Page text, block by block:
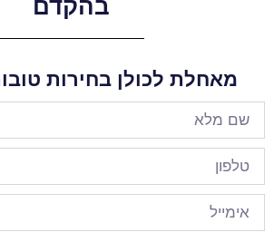
בהקדם
מאחלת לכולן בחירות